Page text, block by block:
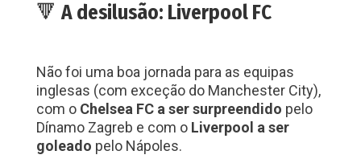
🔻A desilusão: Liverpool FC
Não foi uma boa jornada para as equipas
inglesas (com exceção do Manchester City),
com o Chelsea FC a ser surpreendido pelo
Dínamo Zagreb e com oLiverpool a ser
goleado pelo Nápoles.